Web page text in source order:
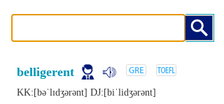
belligerent
KK:[bǝˈlɪdʒǝrǝnt] DJ:[biˈlidʒǝrǝnt]